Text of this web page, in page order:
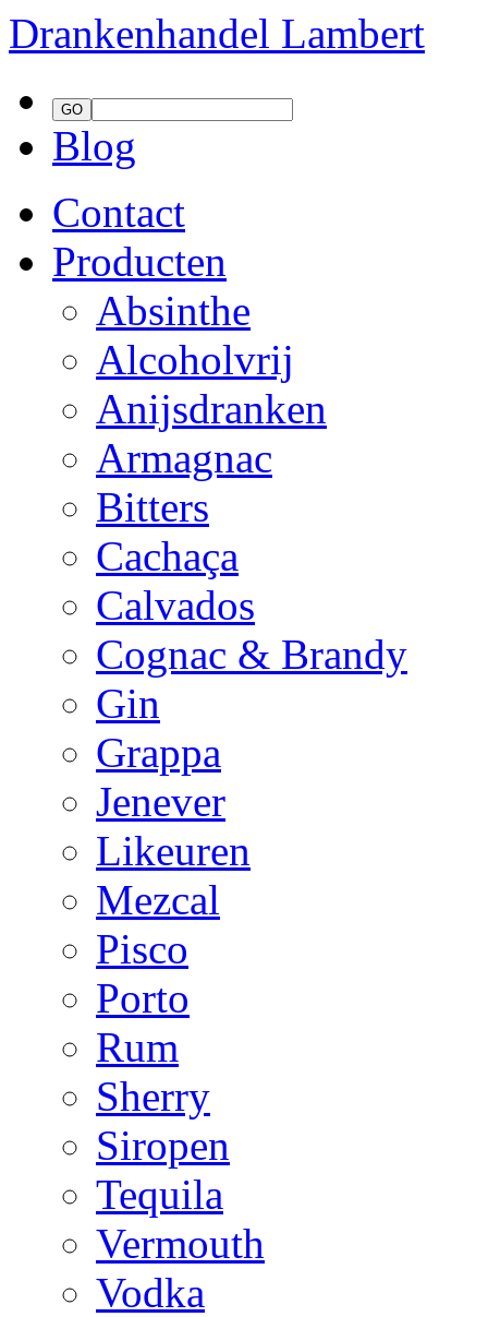
Drankenhandel Lambert
Blog
Contact
Producten
Absinthe
Alcoholvrij
Anijsdranken
Armagnac
Bitters
Cachaça
Calvados
Cognac & Brandy
Gin
Grappa
Jenever
Likeuren
Mezcal
Pisco
Porto
Rum
Sherry
Siropen
Tequila
Vermouth
Vodka